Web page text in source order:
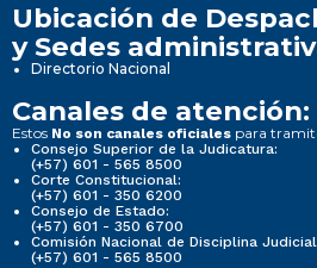
Ubicación de
y Sedes
Directorio Nacional
Canales de atención:
Estos No son canales oficiales para
Consejo Superior de la Judicatura:
(+57) 601 - 565 8500
Corte Constitucional:
(+57) 601 - 350 6200
Consejo de Estado:
(+57) 601 - 350 6700
Comisión Nacional de Disciplina
(+57) 601 - 565 8500